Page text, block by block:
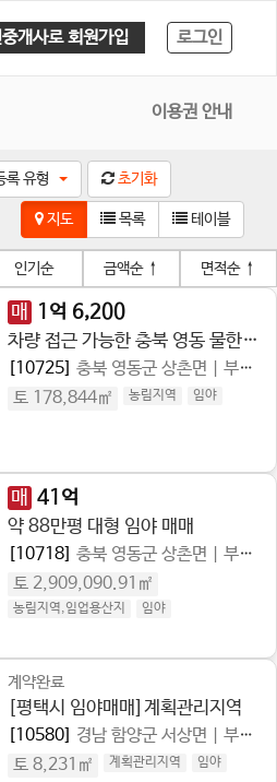
개사로 회원가입 로그인
이용권 안내
록 유형 초기화
지도 목록 테이블
인기순 금액순 ↑ 면적순 ↑
매 1 억 6,200
차량 접근 가능한 충북 영동 물한리 5만평 대형 임야 / 드론 촬영 완료 │지주 직거래
[10725] 충북 영동군 상촌면
부동산 종류 임야
토 178,844㎡
농림지역 임야
매 41 억
약 88만평 대형 임야 매매
[10718] 충북 영동군 상촌면
부동산 종류 임야
토 2,909,090.91㎡
농림지역,임업용산지 임야
계약완료
[평택시 임야매매]계획관리지역
[10580] 경남 함양군 서상면
부동산 종류 임야
토 8,231㎡
계획관리지역 임야